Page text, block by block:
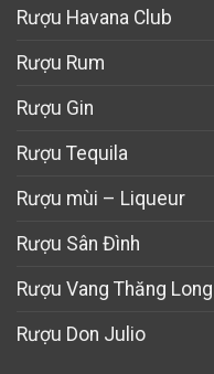
Rượu Havana Club
Rượu Rum
Rượu Gin
Rượu Tequila
Rượu mùi – Liqueur
Rượu Sân Đình
Rượu Vang Thăng Long
Rượu Don Julio